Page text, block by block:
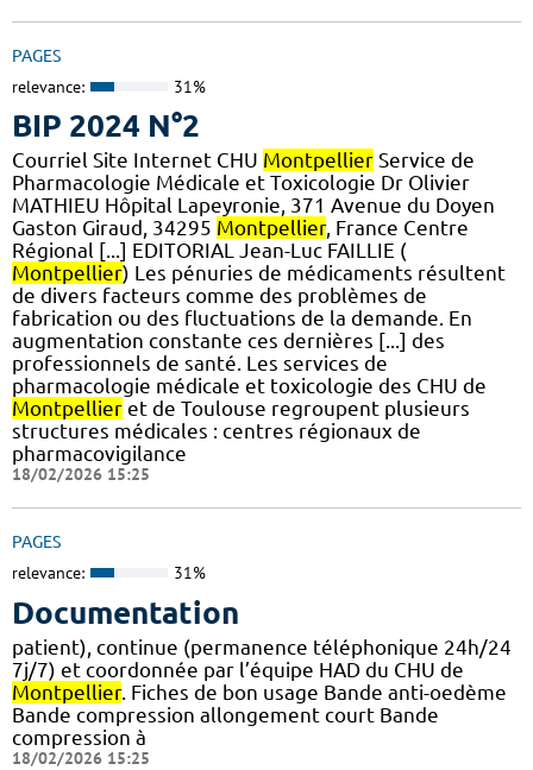
PAGES
relevance: 31%
BIP 2024 N°2
Courriel Site Internet CHU Montpellier Service de
Pharmacologie Médicale et Toxicologie Dr Olivier
MATHIEU Hôpital Lapeyronie, 371 Avenue du Doyen
Gaston Giraud, 34295 Montpellier, France Centre
Régional [...] EDITORIAL Jean-Luc FAILLIE (
Montpellier) Les pénuries de médicaments résultent
de divers facteurs comme des problèmes de
fabrication ou des fluctuations de la demande. En
augmentation constante ces dernières [...] des
professionnels de santé. Les services de
pharmacologie médicale et toxicologie des CHU de
Montpellier et de Toulouse regroupent plusieurs
structures médicales : centres régionaux de
pharmacovigilance
18/02/2026 15:25
PAGES
relevance: 31%
Documentation
patient), continue (permanence téléphonique 24h/24
7j/7) et coordonnée par l’équipe HAD du CHU de
Montpellier. Fiches de bon usage Bande anti-oedème
Bande compression allongement court Bande
compression à
18/02/2026 15:25